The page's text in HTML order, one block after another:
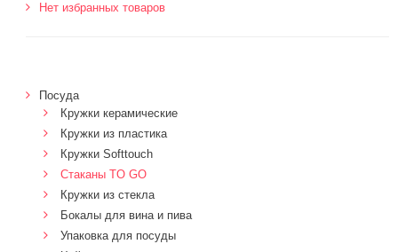
Нет избранных товаров
Посуда
Кружки керамические
Кружки из пластика
Кружки Softtouch
Стаканы TO GO
Кружки из стекла
Бокалы для вина и пива
Упаковка для посуды